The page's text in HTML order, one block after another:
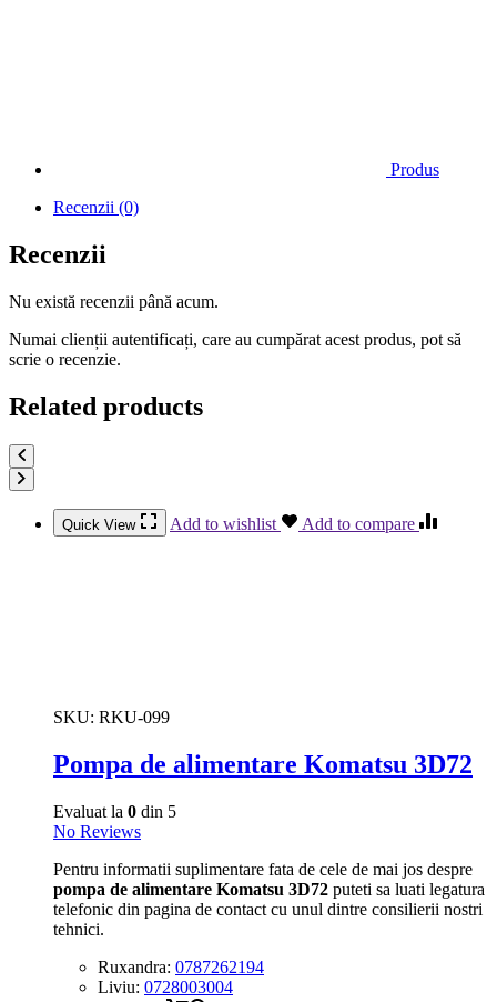
Produs
Recenzii (0)
Recenzii
Nu există recenzii până acum.
Numai clienții autentificați, care au cumpărat acest produs, pot să
scrie o recenzie.
Related products
Quick View Add to wishlist Add to compare
SKU: RKU-099
Pompa de alimentare Komatsu 3D72
Evaluat la 0 din 5
No Reviews
Pentru informatii suplimentare fata de cele de mai jos despre
pompa de alimentare Komatsu 3D72 puteti sa luati legatura
telefonic din pagina de contact cu unul dintre consilierii nostri
tehnici.
Ruxandra: 0787262194
Liviu: 0728003004